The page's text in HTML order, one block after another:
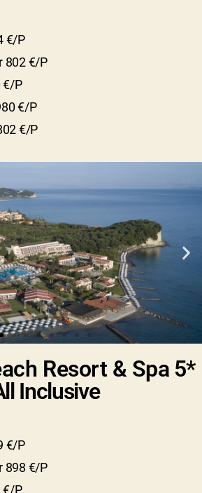
€/P
802 €/P
€/P
€/P
€/P
Resort & Spa 5*
Inclusive
€/P
898 €/P
€/P